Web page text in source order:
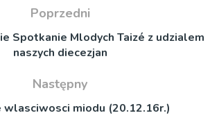
Poprzedni
Spotkanie Mlodych Taizé z udzialem
naszych diecezjan
Następny
wlasciwosci miodu (20.12.16r.)